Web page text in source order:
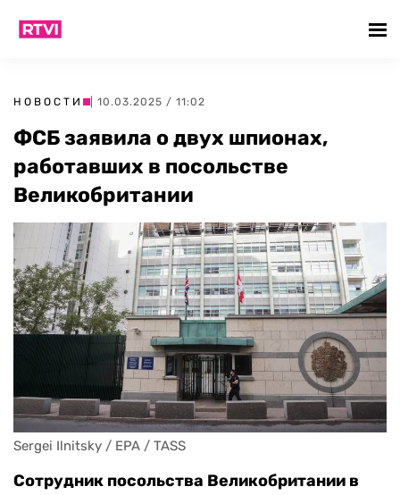
НОВОСТИ | 10.03.2025 / 11:02
ФСБ заявила о двух шпионах,
работавших в посольстве
Великобритании
Sergei Ilnitsky / EPA / TASS
Сотрудник посольства Великобритании в